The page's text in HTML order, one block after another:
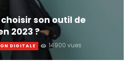
son outil de
2023 ?
DIGITALE 14900 vues